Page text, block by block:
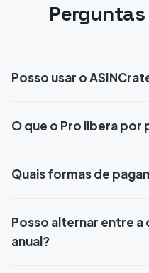
Posso usar o
O que o Pro libera
Quais formas de
Posso alternar entre a
anual?